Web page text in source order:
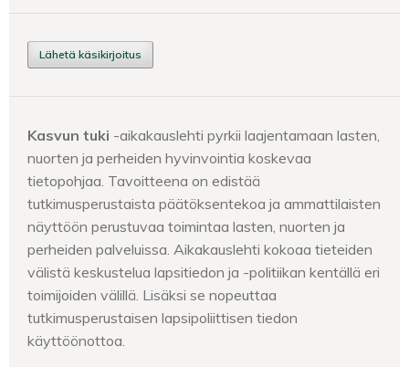
Lähetä käsikirjoitus
Kasvun tuki -aikakauslehti pyrkii laajentamaan lasten,
nuorten ja perheiden hyvinvointia koskevaa
tietopohjaa. Tavoitteena on edistää
tutkimusperustaista päätöksentekoa ja ammattilaisten
näyttöön perustuvaa toimintaa lasten, nuorten ja
perheiden palveluissa. Aikakauslehti kokoaa tieteiden
välistä keskustelua lapsitiedon ja -politiikan kentällä eri
toimijoiden välillä. Lisäksi se nopeuttaa
tutkimusperustaisen lapsipoliittisen tiedon
käyttöönottoa.